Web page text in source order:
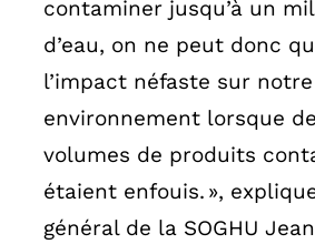
contaminer jusqu’à un
d’eau, on ne peut donc
l’impact néfaste sur notre
environnement lorsque
volumes de produits
étaient enfouis. »,
général de la SOGHU Jean